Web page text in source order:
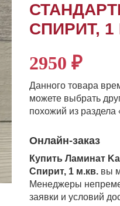
СПИРИТ, 1
2950 ₽
Данного товара
можете выбрать
похожий из раздела
Онлайн-заказ
Купить Ламинат
Спирит, 1 м.кв. вы
Менеджеры
заявки и условий